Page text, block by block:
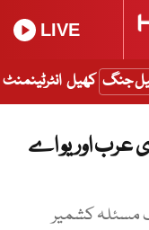
LIVE
جنگ کھیل انٹرٹینمنٹ
عرب اور یو اے
مسئلہ کشمیر